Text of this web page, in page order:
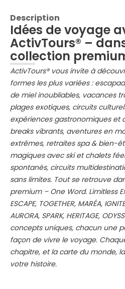
Description
Idées de voyage
ActivTours® –
collection
ActivTours® vous invite à
formes les plus variées :
de miel inoubliables, vacances
plages exotiques, circuits
expériences gastronomiques et
breaks vibrants, aventures en
extrêmes, retraites spa & bien-
magiques avec ski et chalets
spontanés, circuits
sans limites. Tout se retrouve
premium – One Word. Limitless
ESCAPE, TOGETHER, MARÉA,
AURORA, SPARK, HERITAGE,
concepts uniques, chacun une
façon de vivre le voyage.
chapitre, et la carte du monde,
votre histoire.